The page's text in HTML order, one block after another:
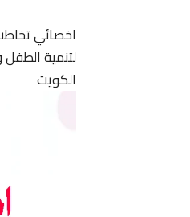
اخصائي
لتنمية
الكويت